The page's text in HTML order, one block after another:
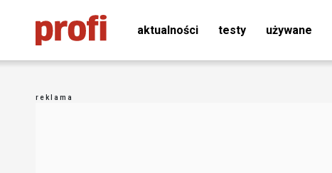
aktualności testy używane